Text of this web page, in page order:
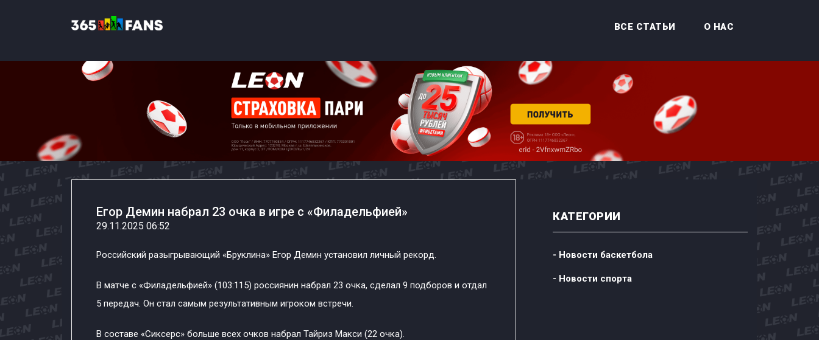
ВСЕ СТАТЬИ О НАС
Егор Демин набрал 23 очка в игре с «Филадельфией»
29.11.2025 06:52
Российский разыгрывающий «Бруклина» Егор Демин установил личный рекорд.
В матче с «Филадельфией» (103:115) россиянин набрал 23 очка, сделал 9 подборов и отдал
5 передач. Он стал самым результативным игроком встречи.
В составе «Сиксерс» больше всех очков набрал Тайриз Макси (22 очка).
КАТЕГОРИИ
- Новости баскетбола
- Новости спорта